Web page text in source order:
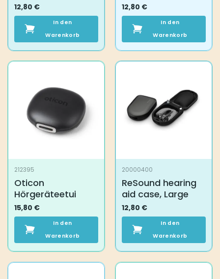
12,80 €
In den
Warenkorb
12,80 €
In den
Warenkorb
212395
Oticon
Hörgeräteetui
15,80 €
In den
Warenkorb
20000400
ReSound hearing
aid case, Large
12,80 €
In den
Warenkorb